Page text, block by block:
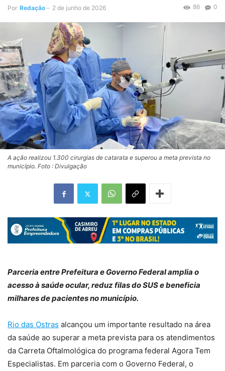
Por Redação - 2 de junho de 2026 0
86
A ação realizou 1.300 cirurgias de catarata e superou a meta prevista no
município. Foto : Divulgação
Parceria entre Prefeitura e Governo Federal amplia o
acesso à saúde ocular, reduz filas do SUS e beneficia
milhares de pacientes no município.
Rio das Ostras alcançou um importante resultado na área
da saúde ao superar a meta prevista para os atendimentos
da Carreta Oftalmológica do programa federal Agora Tem
Especialistas. Em parceria com o Governo Federal, o